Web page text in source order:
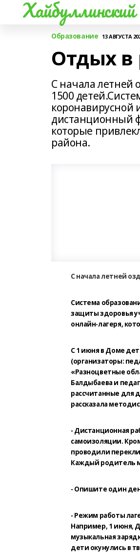
Образование 13 АВГУСТА
Отдых
С начала летней
1500
коронавирусной
дистанционный
которые
района.
С начала летней
Система
защиты здоровья
онлайн-лагеря,
С 1 июня в Доме
(организаторы:
«Разноцветные
Балдыбаева и
рассчитанные для
рассказала
- Дистанционная
самоизоляции.
проводили
Каждый родитель
- Опишите один
- Режим работы
Например, 1 июня,
музыкальная
дети окунулись в